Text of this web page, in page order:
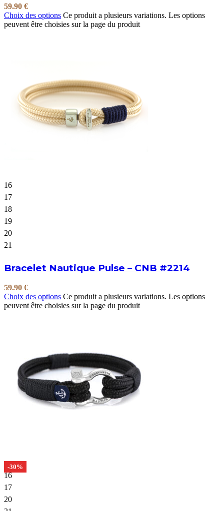
59.90 €
Choix des options Ce produit a plusieurs variations. Les options
peuvent être choisies sur la page du produit
16
17
18
19
20
21
Bracelet Nautique Pulse – CNB #2214
59.90 €
Choix des options Ce produit a plusieurs variations. Les options
peuvent être choisies sur la page du produit
-30%
16
17
20